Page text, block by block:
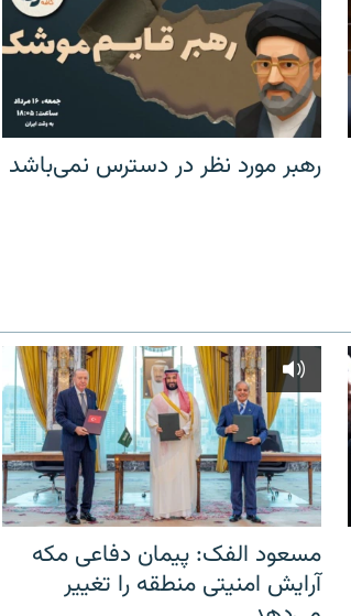
رهبر مورد نظر در دسترس نمی‌باشد
مسعود الفک: پیمان دفاعی مکه
آرایش امنیتی منطقه را تغییر